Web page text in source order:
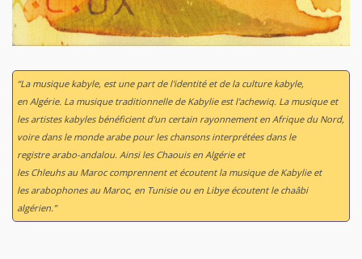
“La musique kabyle, est une part de l'identité et de la culture kabyle,
en Algérie. La musique traditionnelle de Kabylie est l'achewiq. La musique et
les artistes kabyles bénéficient d'un certain rayonnement en Afrique du Nord,
voire dans le monde arabe pour les chansons interprétées dans le
registre arabo-andalou. Ainsi les Chaouis en Algérie et
les Chleuhs au Maroc comprennent et écoutent la musique de Kabylie et
les arabophones au Maroc, en Tunisie ou en Libye écoutent le chaâbi
algérien.”